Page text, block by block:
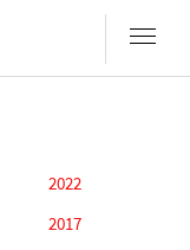
2022
2017